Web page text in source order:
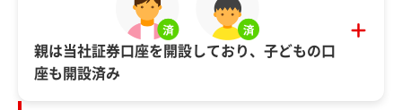
親は当社証券口座を開設しており、子どもの口
座も開設済み